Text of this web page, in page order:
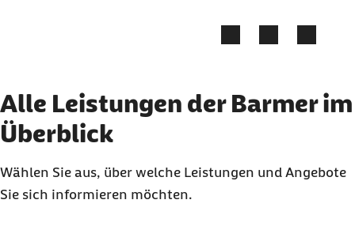
Alle Leistungen der Barmer im
Überblick
Wählen Sie aus, über welche Leistungen und Angebote
Sie sich informieren möchten.